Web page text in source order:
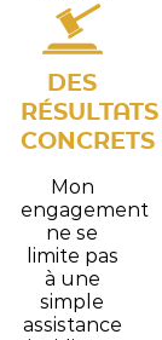
DES
RÉSULTATS
CONCRETS
Mon
engagement
ne se
limite pas
à une
simple
assistance